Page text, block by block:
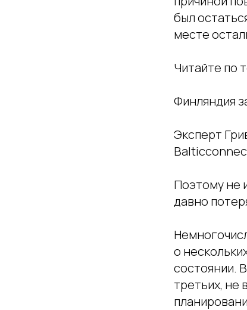
был
месте
Читайте по
Финляндия
Эксперт
Поэтому не
давно
о
состоянии.
третьих, не